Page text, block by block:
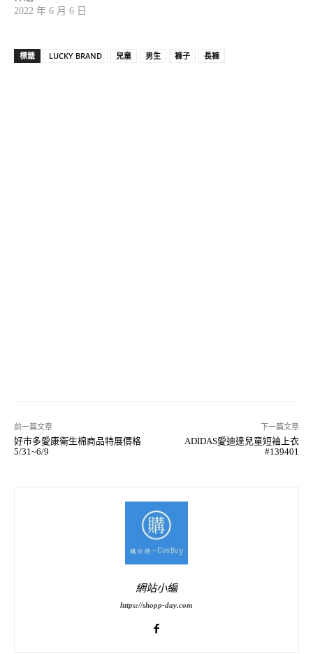
2022 年 6 月 6 日
標籤 LUCKY BRAND 兒童 男生 褲子 長褲
前一篇文章
好市多愛康衛生棉商品特展價格
5/31~6/9
下一篇文章
ADIDAS愛迪達兒童短袖上衣
#139401
網站小編
https://shopp-day.com